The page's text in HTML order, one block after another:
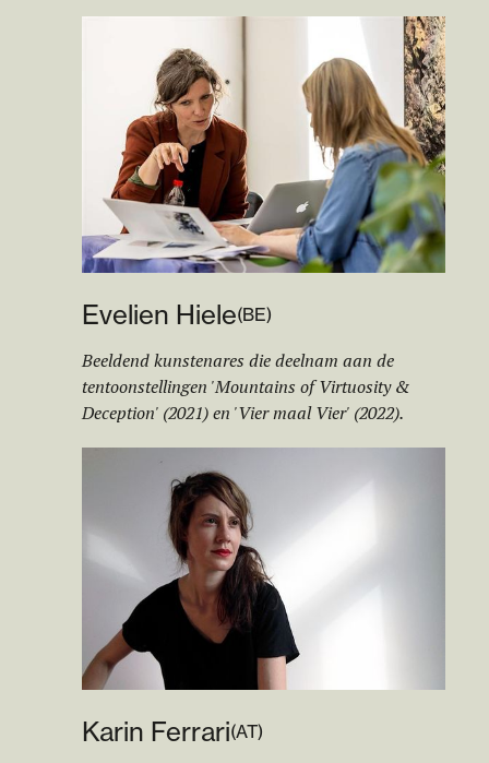
Evelien Hiele(BE)
Beeldend kunstenares die deelnam aan de
tentoonstellingen 'Mountains of Virtuosity &
Deception' (2021) en 'Vier maal Vier' (2022).
Karin Ferrari(AT)